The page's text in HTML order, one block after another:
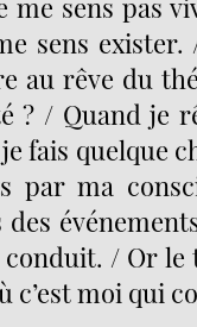
me sens pas
sens exister.
au rêve du
? / Quand je
fais quelque
par ma
des
/ Or le
c’est moi qui